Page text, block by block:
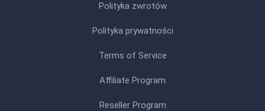
Polityka zwrotów
Polityka prywatności
Terms of Service
Affiliate Program
Reseller Program